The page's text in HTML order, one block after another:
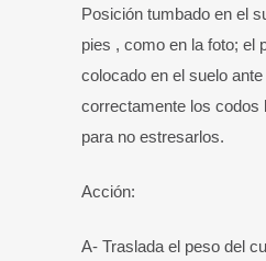
Posición tumbado en el
pies , como en la foto; el
colocado en el suelo
correctamente los codos
para no estresarlos.
Acción:
A- Traslada el peso del